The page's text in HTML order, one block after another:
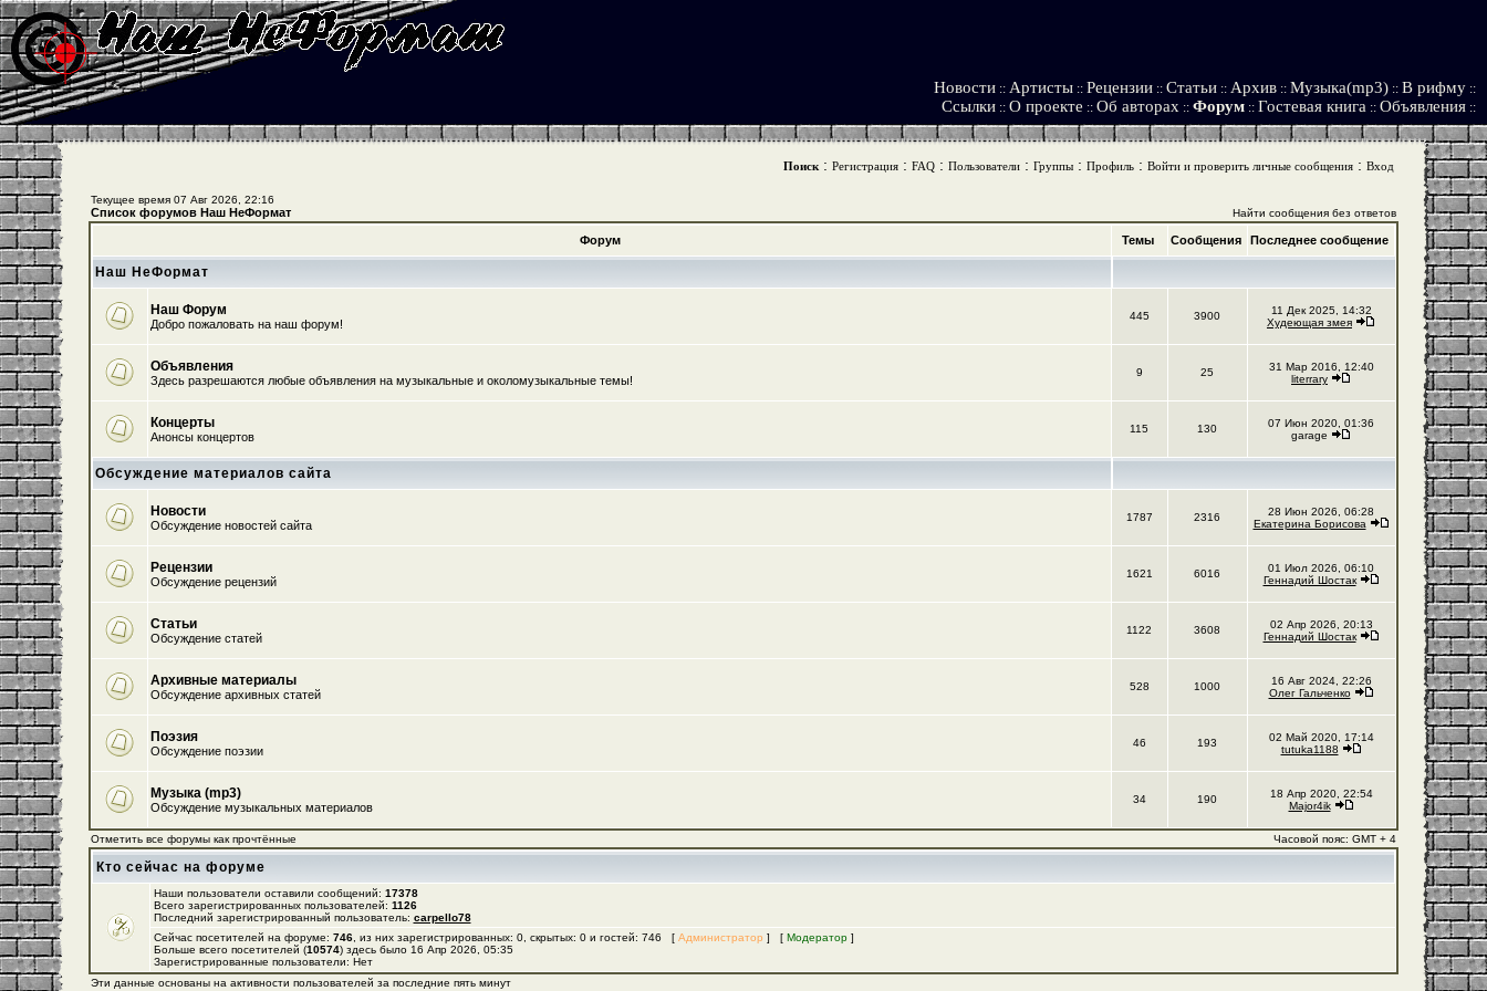
Новости :: Артисты :: Рецензии :: Статьи :: Архив :: Музыка(mp3) :: В рифму ::
Ссылки :: О проекте :: Об авторах :: Форум :: Гостевая книга :: Объявления ::
Поиск: Регистрация: FAQ: Пользователи: Группы: Профиль: Войти и проверить личные сообщения: Вход
Текущее время 07 Авг 2026, 22:16
Список форумов Наш НеФормат Найти сообщения без ответов
Форум Темы Сообщения Последнее сообщение
Наш НеФормат
Наш Форум
Добро пожаловать на наш форум!
445 3900
11 Дек 2025, 14:32
Худеющая змея
Объявления
Здесь разрешаются любые объявления на музыкальные и околомузыкальные темы!
9 25
31 Мар 2016, 12:40
literrary
Концерты
Анонсы концертов
115 130
07 Июн 2020, 01:36
garage
Обсуждение материалов сайта
Новости
Обсуждение новостей сайта
1787 2316
28 Июн 2026, 06:28
Екатерина Борисова
Рецензии
Обсуждение рецензий
1621 6016
01 Июл 2026, 06:10
Геннадий Шостак
Статьи
Обсуждение статей
1122 3608
02 Апр 2026, 20:13
Геннадий Шостак
Архивные материалы
Обсуждение архивных статей
528 1000
16 Авг 2024, 22:26
Олег Гальченко
Поэзия
Обсуждение поэзии
46 193
02 Май 2020, 17:14
tutuka1188
Музыка (mp3)
Обсуждение музыкальных материалов
34 190
18 Апр 2020, 22:54
Major4ik
Отметить все форумы как прочтённые Часовой пояс: GMT + 4
Кто сейчас на форуме
Наши пользователи оставили сообщений: 17378
Всего зарегистрированных пользователей: 1126
Последний зарегистрированный пользователь: carpello78
Сейчас посетителей на форуме: 746, из них зарегистрированных: 0, скрытых: 0 и гостей: 746 [ Администратор ] [ Модератор]
Больше всего посетителей (10574) здесь было 16 Апр 2026, 05:35
Зарегистрированные пользователи: Нет
Эти данные основаны на активности пользователей за последние пять минут